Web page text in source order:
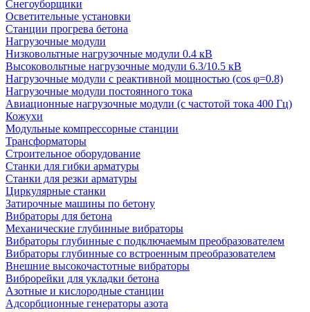
Снегоуборщики
Осветительные установки
Станции прогрева бетона
Нагрузочные модули
Низковольтные нагрузочные модули 0.4 кВ
Высоковольтные нагрузочные модули 6.3/10.5 кВ
Нагрузочные модули с реактивной мощностью (cos φ=0.8)
Нагрузочные модули постоянного тока
Авиационные нагрузочные модули (с частотой тока 400 Гц)
Кожухи
Модульные компрессорные станции
Трансформаторы
Строительное оборудование
Станки для гибки арматуры
Станки для резки арматуры
Циркулярные станки
Затирочные машины по бетону
Вибраторы для бетона
Механические глубинные вибраторы
Вибраторы глубинные с подключаемым преобразователем
Вибраторы глубинные со встроенным преобразователем
Внешние высокочастотные вибраторы
Виброрейки для укладки бетона
Азотные и кислородные станции
Адсорбционные генераторы азота